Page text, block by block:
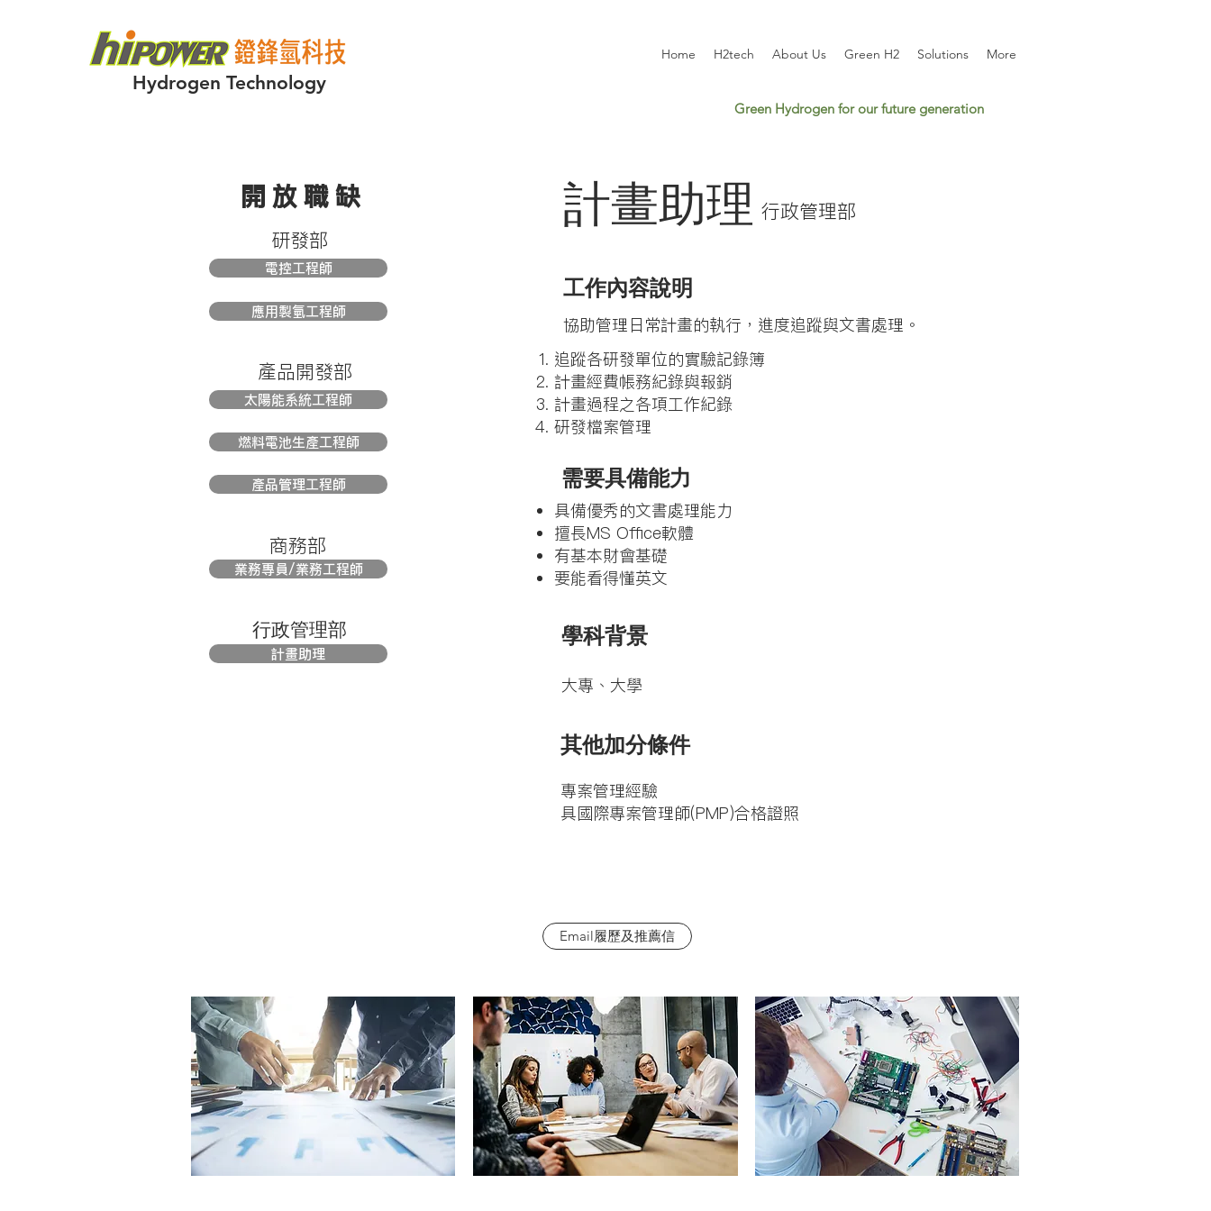
Hydrogen Technology
Home H2tech About Us Green H2 Solutions More
Green Hydrogen for our future generation
​開放職缺
​研發部
電控工程師
應用製氫工程師
​產品開發部
太陽能系統工程師
燃料電池生產工程師
產品管理工程師
商務部
業務專員/業務工程師
​行政管理部
計畫助理
計畫助理 ​行政管理部
工作內容說明
協助管理日常計畫的執行，進度追蹤與文書處理。
追蹤各研發單位的實驗記錄簿
計畫經費帳務紀錄與報銷
計畫過程之各項工作紀錄
研發檔案管理
需要具備能力
具備優秀的文書處理能力
擅長MS Office軟體
有基本財會基礎
要能看得懂英文
學科背景
​大專、大學
其他加分條件
專案管理經驗
具國際專案管理師(PMP)合格證照
Email履歷及推薦信